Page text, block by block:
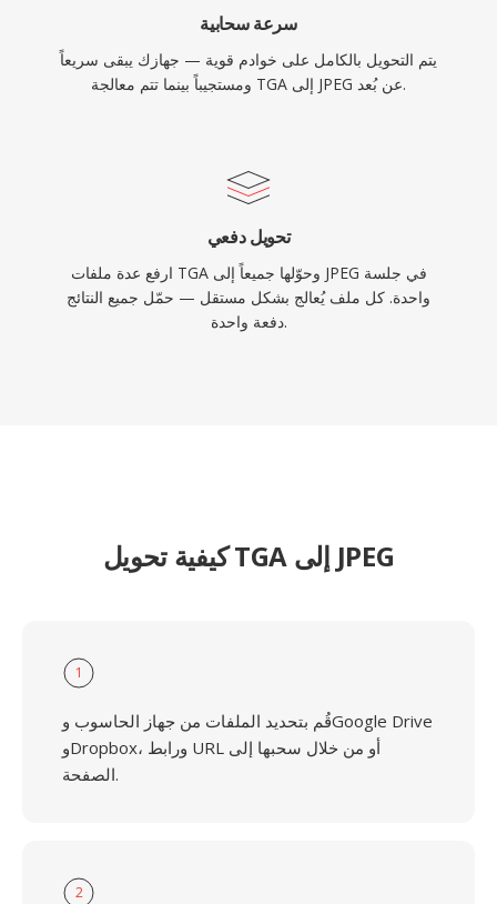
سرعة سحابية
يتم التحويل بالكامل على خوادم قوية — جهازك يبقى سريعاً
ومستجيباً بينما تتم معالجة TGA إلى JPEG عن بُعد.
تحويل دفعي
ارفع عدة ملفات TGA وحوّلها جميعاً إلى JPEG في جلسة
واحدة. كل ملف يُعالج بشكل مستقل — حمّل جميع النتائج
دفعة واحدة.
كيفية تحويل TGA إلى JPEG
1
قُم بتحديد الملفات من جهاز الحاسوب وGoogle Drive
وDropbox، ورابط URL أو من خلال سحبها إلى
الصفحة.
2